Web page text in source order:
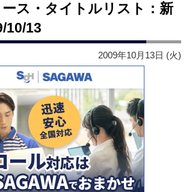
ス・タイトルリスト：新
13
2009年10月13日 (火)